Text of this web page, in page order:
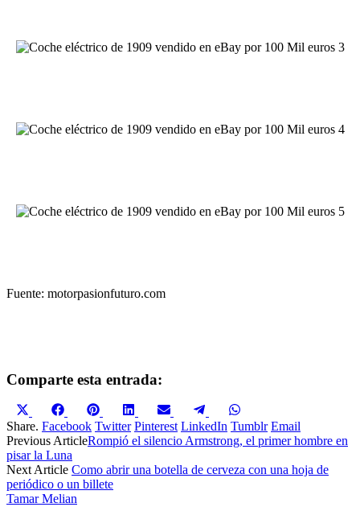
Fuente: motorpasionfuturo.com
Comparte esta entrada:
Compartir
en
X
(Twitter)
Compartir
en
Facebook
Compartir
en
Pinterest
Compartir
en
LinkedIn
Compartir
en
Email
Compartir
en
Telegram
en
WhatsApp
Share. Facebook Twitter Pinterest LinkedIn Tumblr Email
Previous ArticleRompió el silencio Armstrong, el primer hombre en
pisar la Luna
Next Article Como abrir una botella de cerveza con una hoja de
periódico o un billete
Tamar Melian